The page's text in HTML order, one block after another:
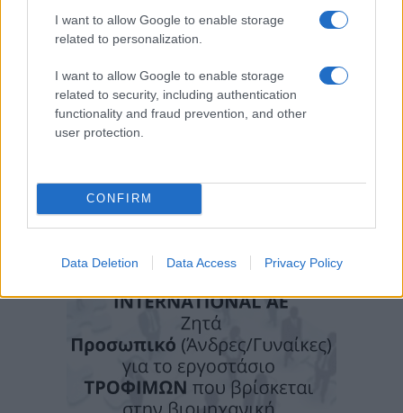
I want to allow Google to enable storage
related to personalization.
I want to allow Google to enable storage
related to security, including authentication
functionality and fraud prevention, and other
user protection.
CONFIRM
Data Deletion Data Access Privacy Policy